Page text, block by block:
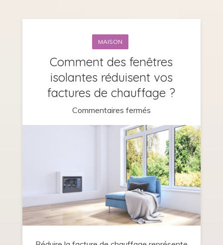
MAISON
Comment des fenêtres
isolantes réduisent vos
factures de chauffage ?
Commentaires ferméssur
Comment
des
fenêtres
isolantes
réduisent
vos
factures
de